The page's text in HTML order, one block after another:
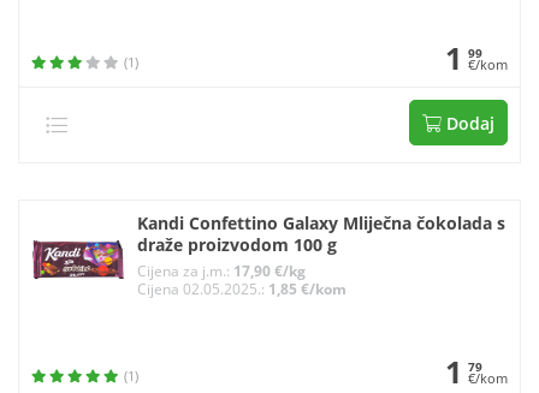
(1) 1 99
€/kom
Dodaj
Kandi Confettino Galaxy Mliječna čokolada s
draže proizvodom 100 g
Cijena za j.m.: 17,90 €/kg
Cijena 02.05.2025.: 1,85 €/kom
(1) 1 79
€/kom